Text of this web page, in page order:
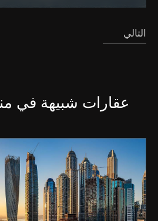
التالي
عقارات شبيهة في